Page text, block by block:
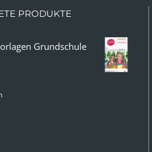
PRODUKTE
Grundschule